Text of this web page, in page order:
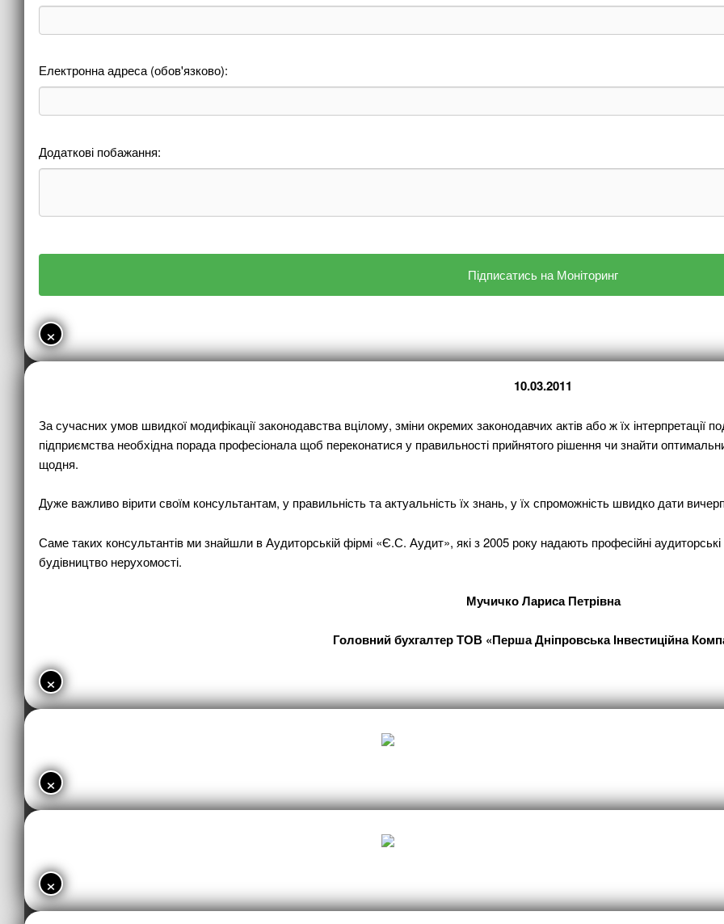
Електронна адреса (обов'язково):
Додаткові побажання:
×
10.03.2011
За сучасних умов швидкої модифікації законодавства вцілому, зміни окремих законодавчих актів або ж їх інтерпретації
підприємства необхідна порада професіонала щоб переконатися у правильності прийнятого рішення чи знайти
щодня.
Дуже важливо вірити своїм консультантам, у правильність та актуальність їх знань, у їх спроможність швидко дати
Саме таких консультантів ми знайшли в Аудиторській фірмі «Є.С. Аудит», які з 2005 року надають професійні аудиторські
будівництво нерухомості.
Мучичко Лариса Петрівна
Головний бухгалтер ТОВ «Перша Дніпровська Інвестиційна
×
×
×